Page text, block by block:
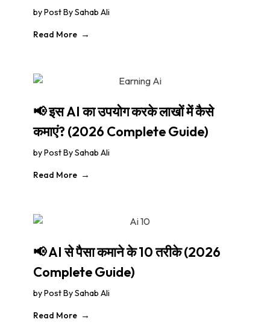
byPost By Sahab Ali
Read More
📢 इस AI का उपयोग करके लाखों में कैसे
कमाएं? (2026 Complete Guide)
byPost By Sahab Ali
Read More
📢 AI से पैसा कमाने के 10 तरीके (2026
Complete Guide)
byPost By Sahab Ali
Read More